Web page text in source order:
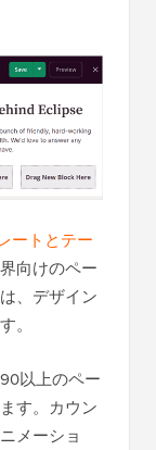
ートとテー
向けのペー
、デザイン
。
以上のペー
す。カウン
メーショ